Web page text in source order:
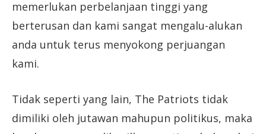
memerlukan perbelanjaan tinggi yang
berterusan dan kami sangat mengalu-alukan
anda untuk terus menyokong perjuangan
kami.
Tidak seperti yang lain, The Patriots tidak
dimiliki oleh jutawan mahupun politikus, maka